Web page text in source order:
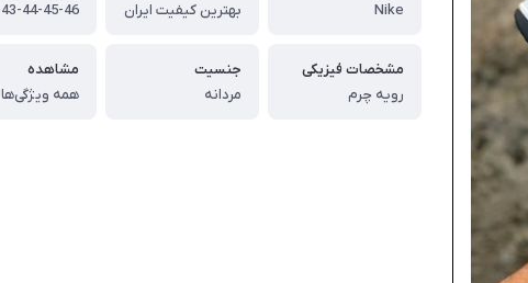
Nike
بهترین کیفیت ایران
مشخصات فیزیکی
رویه چرم
جنسیت
مردانه
مشاهده
همه ویژگی‌ها